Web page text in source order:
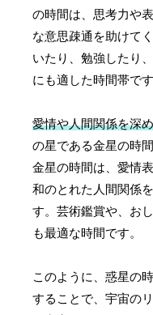
の時間は、思考力や
な意思疎通を助けて
いたり、勉強したり
にも適した時間帯です
愛情や人間関係を深
の星である金星の時
金星の時間は、愛情
和のとれた人間関係
す。芸術鑑賞や、お
も最適な時間です。
このように、惑星の
することで、宇宙の